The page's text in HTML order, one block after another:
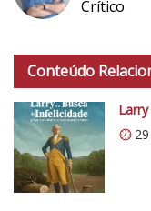
t
p
s
:
/
/
Crítico
Conteúdo